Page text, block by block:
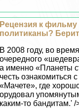
Рецензия к
политиканы?
В 2008 году, во
очередного
а именно «Планеты
честь ознакомиться
«Мачете», где
орудовал
каким-то бандитам.' /